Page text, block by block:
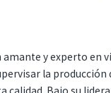
y experto en
la
calidad. Bajo su